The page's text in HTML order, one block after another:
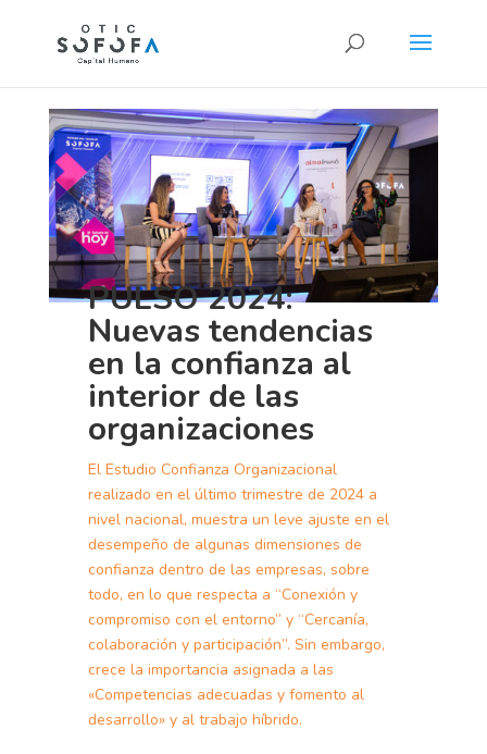
PULSO 2024:
Nuevas tendencias
en la confianza al
interior de las
organizaciones
El Estudio Confianza Organizacional
realizado en el último trimestre de 2024 a
nivel nacional, muestra un leve ajuste en el
desempeño de algunas dimensiones de
confianza dentro de las empresas, sobre
todo, en lo que respecta a “Conexión y
compromiso con el entorno” y “Cercanía,
colaboración y participación”. Sin embargo,
crece la importancia asignada a las
«Competencias adecuadas y fomento al
desarrollo» y al trabajo híbrido.